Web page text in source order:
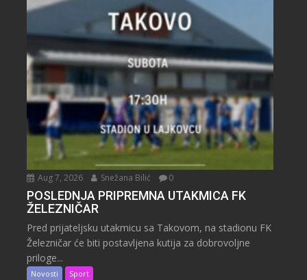
Aug 7, 2026 Snežana Bilić 0
POSLEDNJA PRIPREMNA UTAKMICA FK
ŽELEZNIČAR
Pred prijateljsku utakmicu sa Takovom, na stadionu FK
Železničar će biti postavljena kutija za dobrovoljne
priloge...
Novosti Sport